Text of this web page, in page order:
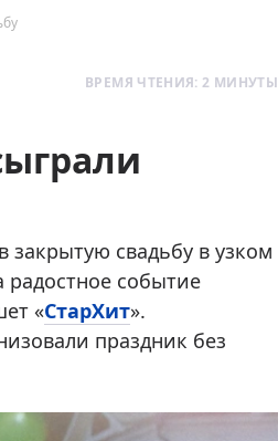
ВРЕМЯ ЧТЕНИЯ: 2 МИНУТЫ
свадьбу в узком
событие
«СтарХит».
праздник без